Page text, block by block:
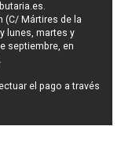
.
(C/ Mártires de la
lunes, martes y
septiembre, en
el pago a través